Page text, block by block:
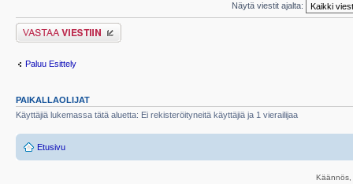
Näytä viestit ajalta:
Lähetä vastaus
Paluu Esittely
PAIKALLAOLIJAT
Käyttäjiä lukemassa tätä aluetta: Ei rekisteröityneitä käyttäjiä ja 1 vierailijaa
Etusivu